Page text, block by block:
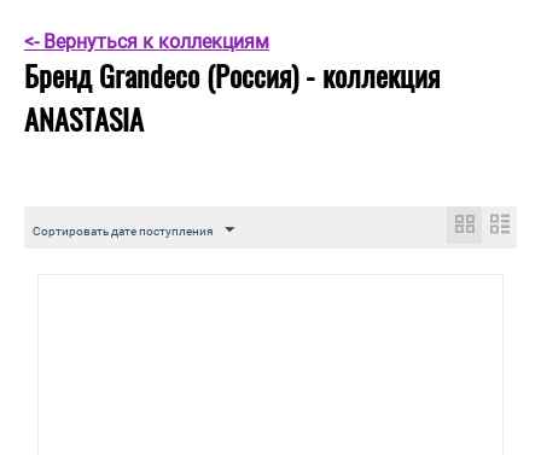
<- Вернуться к коллекциям
Бренд Grandeco (Россия) - коллекция
ANASTASIA
Сортировать дате поступления